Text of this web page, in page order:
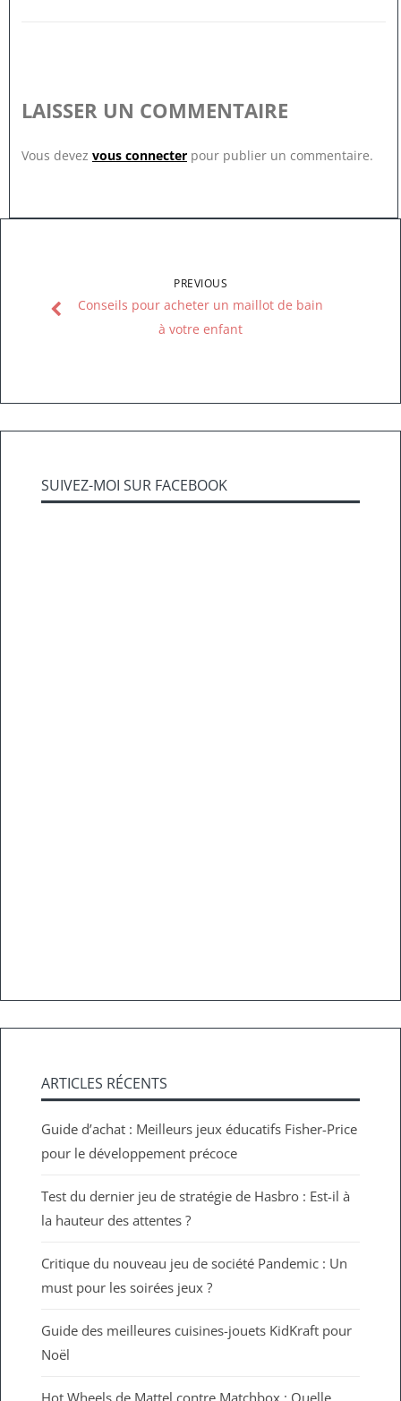
LAISSER UN COMMENTAIRE
Vous devez vous connecterpour publier un commentaire.
PREVIOUS
Conseils pour acheter un maillot de bain
à votre enfant
SUIVEZ-MOI SUR FACEBOOK
ARTICLES RÉCENTS
Guide d’achat : Meilleurs jeux éducatifs Fisher-Price
pour le développement précoce
Test du dernier jeu de stratégie de Hasbro : Est-il à
la hauteur des attentes ?
Critique du nouveau jeu de société Pandemic : Un
must pour les soirées jeux ?
Guide des meilleures cuisines-jouets KidKraft pour
Noël
Hot Wheels de Mattel contre Matchbox : Quelle